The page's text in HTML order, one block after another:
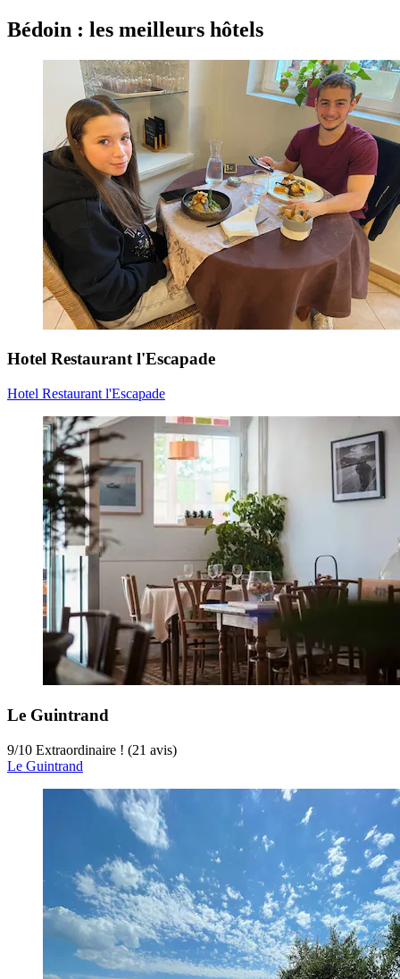
Bédoin : les meilleurs hôtels
Hotel Restaurant l'Escapade
Hotel Restaurant l'Escapade
Le Guintrand
9/10 Extraordinaire ! (21 avis)
Le Guintrand